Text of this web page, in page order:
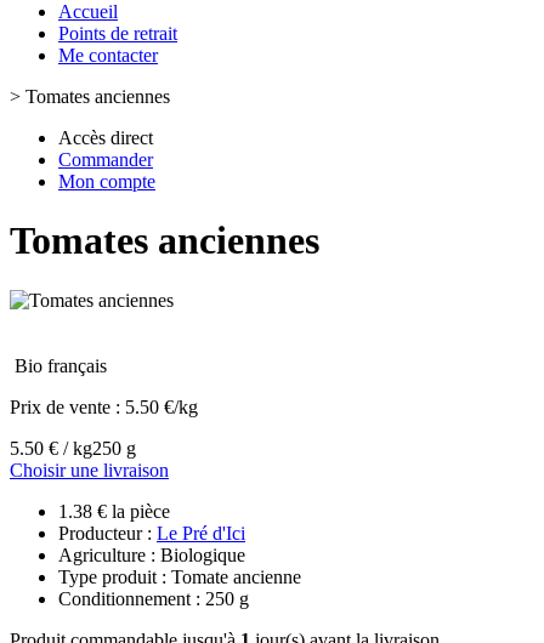
Accueil
Points de retrait
Me contacter
> Tomates anciennes
Accès direct
Commander
Mon compte
Tomates anciennes
Bio français
Prix de vente : 5.50 €/kg
5.50 € / kg250 g
Choisir une livraison
1.38 € la pièce
Producteur : Le Pré d'Ici
Agriculture : Biologique
Type produit : Tomate ancienne
Conditionnement : 250 g